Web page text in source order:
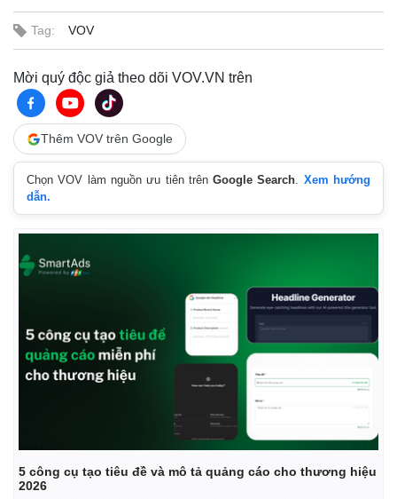
Tag: VOV
Mời quý độc giả theo dõi VOV.VN trên
Thêm VOV trên Google
Chọn VOV làm nguồn ưu tiên trênGoogle Search. Xem hướng
dẫn.
5 công cụ tạo tiêu đề và mô tả quảng cáo cho thương hiệu
2026